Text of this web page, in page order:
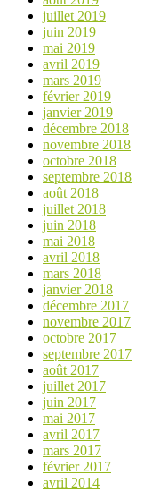
juillet 2019
juin 2019
mai 2019
avril 2019
mars 2019
février 2019
janvier 2019
décembre 2018
novembre 2018
octobre 2018
septembre 2018
août 2018
juillet 2018
juin 2018
mai 2018
avril 2018
mars 2018
janvier 2018
décembre 2017
novembre 2017
octobre 2017
septembre 2017
août 2017
juillet 2017
juin 2017
mai 2017
avril 2017
mars 2017
février 2017
avril 2014